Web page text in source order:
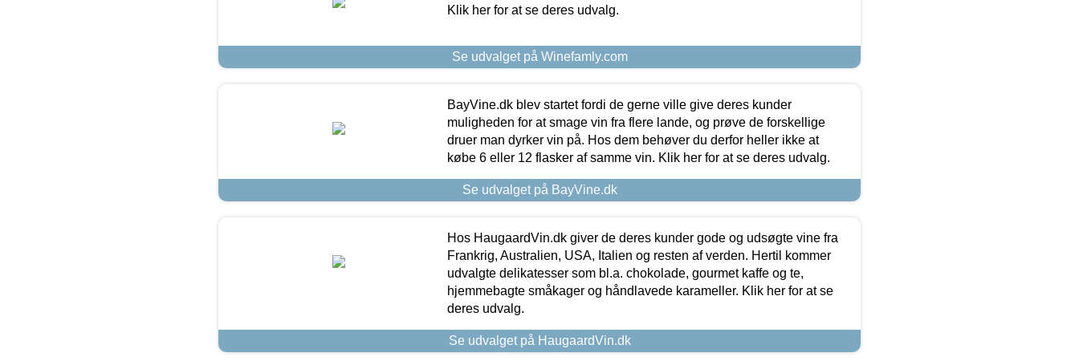
Klik her for at se deres udvalg.
Se udvalget på Winefamly.com
BayVine.dk blev startet fordi de gerne ville give deres kunder
muligheden for at smage vin fra flere lande, og prøve de forskellige
druer man dyrker vin på. Hos dem behøver du derfor heller ikke at
købe 6 eller 12 flasker af samme vin. Klik her for at se deres udvalg.
Se udvalget på BayVine.dk
Hos HaugaardVin.dk giver de deres kunder gode og udsøgte vine fra
Frankrig, Australien, USA, Italien og resten af verden. Hertil kommer
udvalgte delikatesser som bl.a. chokolade, gourmet kaffe og te,
hjemmebagte småkager og håndlavede karameller. Klik her for at se
deres udvalg.
Se udvalget på HaugaardVin.dk